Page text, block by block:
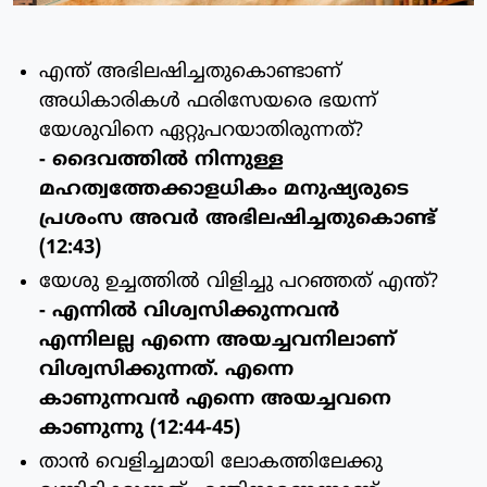
എന്ത് അഭിലഷിച്ചതുകൊണ്ടാണ്
അധികാരികള്‍ ഫരിസേയരെ ഭയന്ന്
യേശുവിനെ ഏറ്റുപറയാതിരുന്നത്?
- ദൈവത്തില്‍ നിന്നുള്ള
മഹത്വത്തേക്കാളധികം മനുഷ്യരുടെ
പ്രശംസ അവര്‍ അഭിലഷിച്ചതുകൊണ്ട്
(12:43)
യേശു ഉച്ചത്തില്‍ വിളിച്ചു പറഞ്ഞത് എന്ത്?
- എന്നില്‍ വിശ്വസിക്കുന്നവന്‍
എന്നിലല്ല എന്നെ അയച്ചവനിലാണ്
വിശ്വസിക്കുന്നത്. എന്നെ
കാണുന്നവന്‍ എന്നെ അയച്ചവനെ
കാണുന്നു (12:44-45)
താന്‍ വെളിച്ചമായി ലോകത്തിലേക്കു